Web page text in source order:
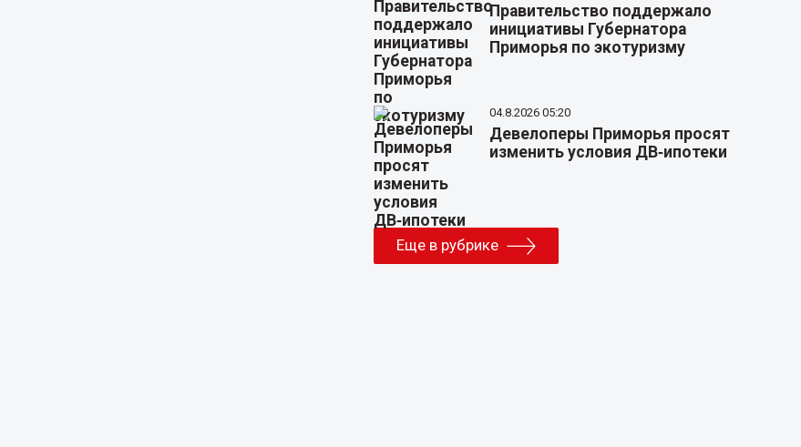
Правительство поддержало
инициативы Губернатора
Приморья по экотуризму
04.8.2026 05:20
Девелоперы Приморья просят
изменить условия ДВ‑ипотеки
Еще в рубрике